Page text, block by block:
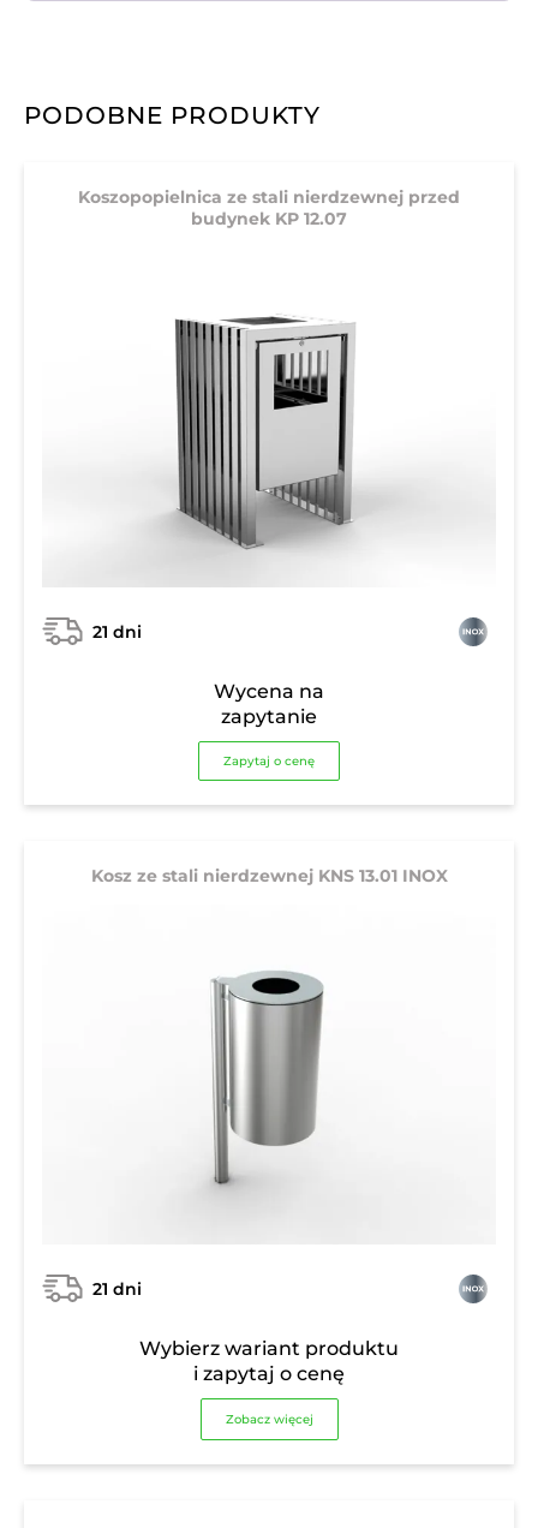
PODOBNE PRODUKTY
Koszopopielnica ze stali nierdzewnej przed
budynek KP 12.07
21 dni
Wycena na
zapytanie
Zapytaj o cenę
Kosz ze stali nierdzewnej KNS 13.01 INOX
21 dni
Wybierz wariant produktu
i zapytaj o cenę
Zobacz więcej